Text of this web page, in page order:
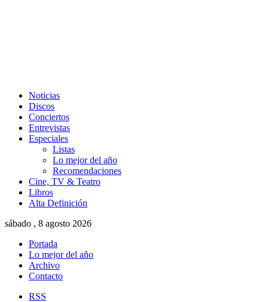
Noticias
Discos
Conciertos
Entrevistas
Especiales
Listas
Lo mejor del año
Recomendaciones
Cine, TV & Teatro
Libros
Alta Definición
sábado , 8 agosto 2026
Portada
Lo mejor del año
Archivo
Contacto
RSS